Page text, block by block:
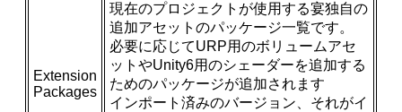
Extension
Packages
現在のプロジェクトが使用する宴独自の
追加アセットのパッケージ一覧です。
必要に応じてURP用のボリュームアセ
ットやUnity6用のシェーダーを追加する
ためのパッケージが追加されます
インポート済みのバージョン、それがイ